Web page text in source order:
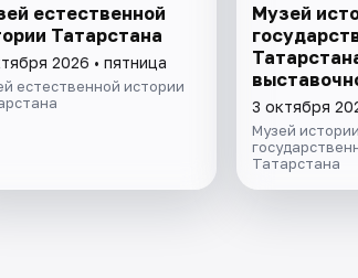
естественной
Татарстана
2026 • пятница
естественной истории
Музей
3 октября
Музей истории
Татарстана